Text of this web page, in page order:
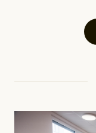
Har du också
mardröm? Bra,
att han brukar
september 2023,